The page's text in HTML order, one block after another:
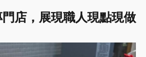
店，展現職人現點現做